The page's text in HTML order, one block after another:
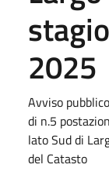
2025
Avviso
di n.5
lato Sud di
del Catasto